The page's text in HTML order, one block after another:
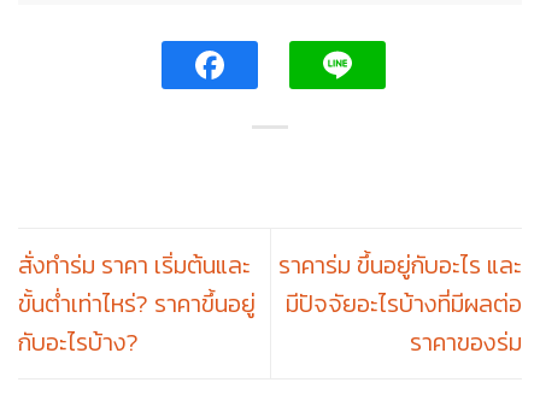
สั่งทำร่ม ราคา เริ่มต้นและ
ขั้นต่ำเท่าไหร่? ราคาขึ้นอยู่
กับอะไรบ้าง?
ราคาร่ม ขึ้นอยู่กับอะไร และ
มีปัจจัยอะไรบ้างที่มีผลต่อ
ราคาของร่ม